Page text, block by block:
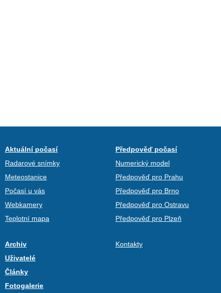
Aktuální počasí
Radarové snímky
Meteostanice
Počasí u vás
Webkamery
Teplotní mapa
Předpověď počasí
Numerický model
Předpověď pro Prahu
Předpověď pro Brno
Předpověď pro Ostravu
Předpověď pro Plzeň
Archiv
Uživatelé
Články
Fotogalerie
Kontakty